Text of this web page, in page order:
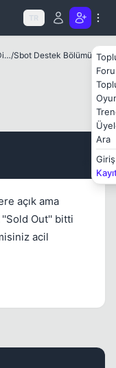
TR
Ara
Giriş
iSro Ücretsiz Botlar ve Diğer Programlar/Sbot Destek Bölümü
açık ama
Out'' bitti
acil
Kapat
Kapat